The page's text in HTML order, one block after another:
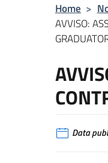
Home >
AVVISO:
Data